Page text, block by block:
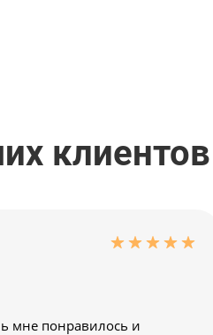
клиентов
мне понравилось и